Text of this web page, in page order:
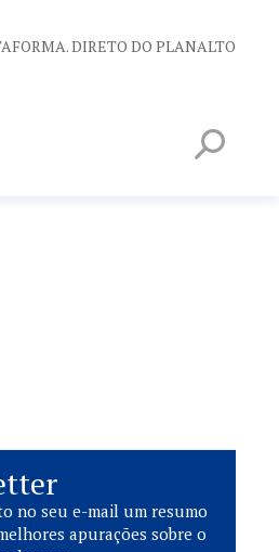
DIRETO DO PLANALTO
no seu e-mail um resumo
apurações sobre o